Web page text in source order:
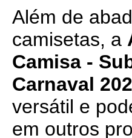
Além de
camisetas, a
Camisa -
Carnaval
versátil e
em outros